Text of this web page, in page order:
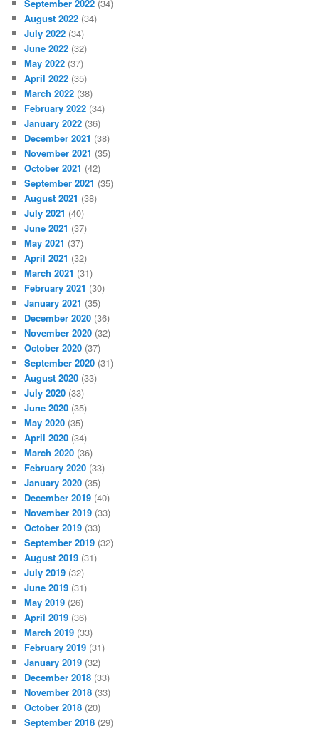
September 2022 (34)
August 2022 (34)
July 2022 (34)
June 2022 (32)
May 2022 (37)
April 2022 (35)
March 2022 (38)
February 2022 (34)
January 2022 (36)
December 2021 (38)
November 2021 (35)
October 2021 (42)
September 2021 (35)
August 2021 (38)
July 2021 (40)
June 2021 (37)
May 2021 (37)
April 2021 (32)
March 2021 (31)
February 2021 (30)
January 2021 (35)
December 2020 (36)
November 2020 (32)
October 2020 (37)
September 2020 (31)
August 2020 (33)
July 2020 (33)
June 2020 (35)
May 2020 (35)
April 2020 (34)
March 2020 (36)
February 2020 (33)
January 2020 (35)
December 2019 (40)
November 2019 (33)
October 2019 (33)
September 2019 (32)
August 2019 (31)
July 2019 (32)
June 2019 (31)
May 2019 (26)
April 2019 (36)
March 2019 (33)
February 2019 (31)
January 2019 (32)
December 2018 (33)
November 2018 (33)
October 2018 (20)
September 2018 (29)